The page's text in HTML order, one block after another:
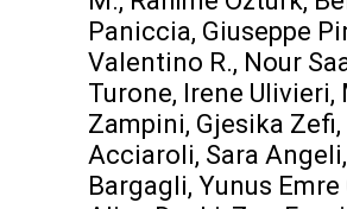
Paniccia, Giuseppe
Valentino R., Nour
Turone, Irene Ulivieri,
Zampini, Gjesika
Acciaroli, Sara
Bargagli, Yunus Emre